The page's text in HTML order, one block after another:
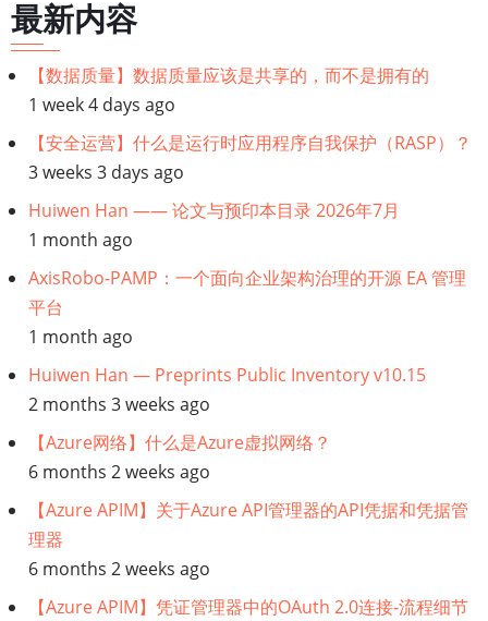
接：
【内
容
处
理】
Aspire
内
容
处
理
4.0
最新内容
【数据质量】数据质量应该是共享的，而不是拥有的
1 week 4 days ago
【安全运营】什么是运行时应用程序自我保护（RASP）？
3 weeks 3 days ago
Huiwen Han —— 论文与预印本目录 2026年7月
1 month ago
AxisRobo-PAMP：一个面向企业架构治理的开源 EA 管理
平台
1 month ago
Huiwen Han — Preprints Public Inventory v10.15
2 months 3 weeks ago
【Azure网络】什么是Azure虚拟网络？
6 months 2 weeks ago
【Azure APIM】关于Azure API管理器的API凭据和凭据管
理器
6 months 2 weeks ago
【Azure APIM】凭证管理器中的OAuth 2.0连接-流程细节